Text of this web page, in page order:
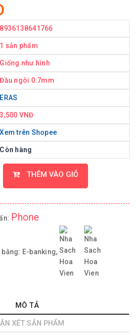
8936138641766
1 sản phẩm
Giống như hình
Đầu ngòi 0.7mm
ERAS
3,500 VNĐ
Xem trên Shopee
Còn hàng
THÊM VÀO GIỎ
Phone
bằng: E-banking,
MÔ TẢ
XÉT SẢN PHẨM